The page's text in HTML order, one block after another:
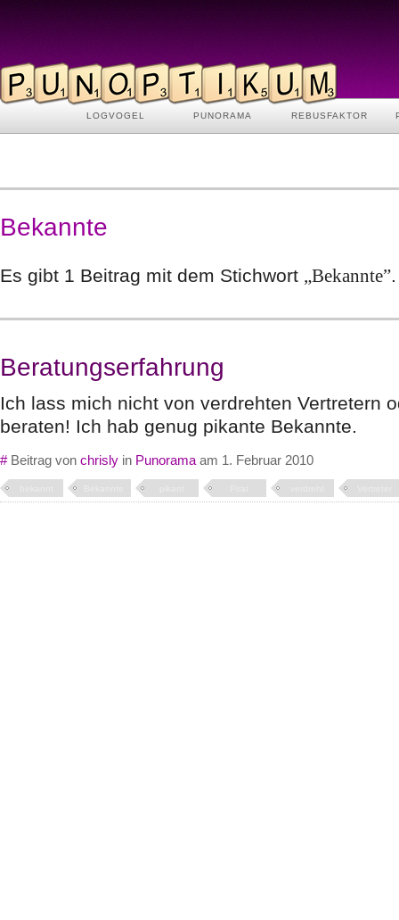
LOGVOGEL PUNORAMA REBUSFAKTOR
Bekannte
Es gibt 1 Beitrag mit dem Stichwort „Bekannte”.
Beratungserfahrung
Ich lass mich nicht von verdrehten Vertretern
beraten! Ich hab genug pikante Bekannte.
#Beitrag von chrisly in Punorama am 1. Februar 2010